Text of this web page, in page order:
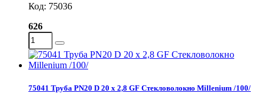
Код: 75036
626
75041 Труба PN20 D 20 x 2,8 GF Стекловолокно Millenium /100/